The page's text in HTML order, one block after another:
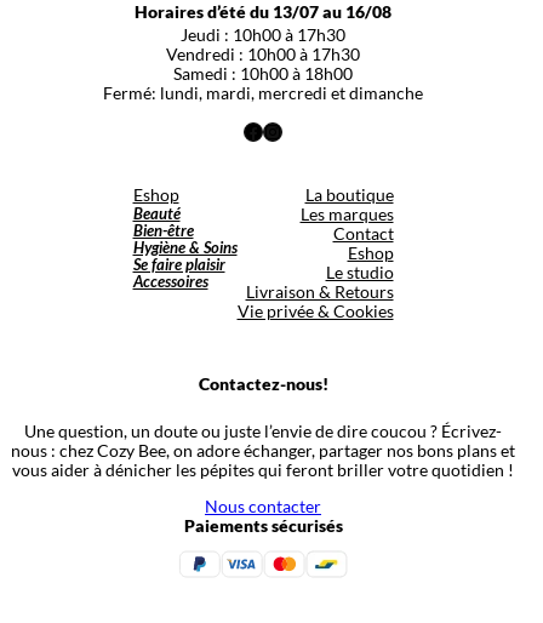
Horaires d’été du 13/07 au 16/08
Jeudi : 10h00 à 17h30
Vendredi : 10h00 à 17h30
Samedi : 10h00 à 18h00
Fermé: lundi, mardi, mercredi et dimanche
Facebook
Instagram
Eshop
Beauté
Bien-être
Hygiène & Soins
Se faire plaisir
Accessoires
La boutique
Les marques
Contact
Eshop
Le studio
Livraison & Retours
Vie privée & Cookies
Contactez-nous!
Une question, un doute ou juste l’envie de dire coucou ? Écrivez-
nous : chez Cozy Bee, on adore échanger, partager nos bons plans et
vous aider à dénicher les pépites qui feront briller votre quotidien !
Nous contacter
Paiements sécurisés